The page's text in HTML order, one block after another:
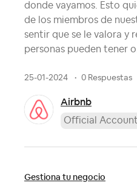
donde vayamos. Esto
de los miembros de
sentir que se le valora y
personas pueden tener
25-01-2024 0 Respuestas
Airbnb
Official Account
Gestiona tu negocio